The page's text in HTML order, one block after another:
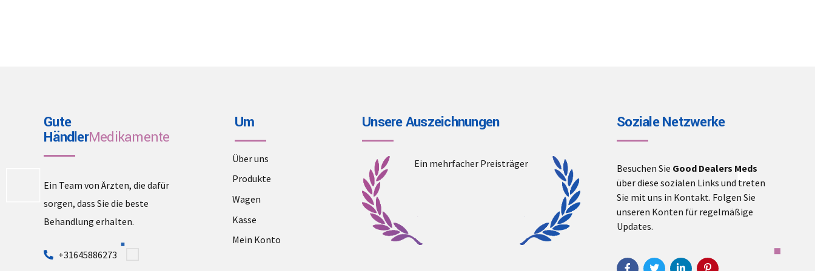
Gute
HändlerMedikamente
Ein Team von Ärzten, die dafür
sorgen, dass Sie die beste
Behandlung erhalten.
+31645886273
Um
Über uns
Produkte
Wagen
Kasse
Mein Konto
Unsere Auszeichnungen
Ein mehrfacher Preisträger
Soziale Netzwerke
Besuchen Sie Good Dealers Meds
über diese sozialen Links und treten
Sie mit uns in Kontakt. Folgen Sie
unseren Konten für regelmäßige
Updates.